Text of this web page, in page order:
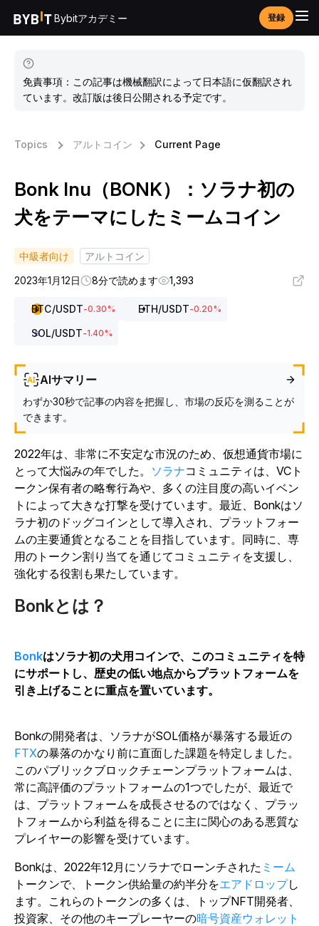
Bybitアカデミー 登録
免責事項：この記事は機械翻訳によって日本語に仮翻訳され
ています。改訂版は後日公開される予定です。
Topics アルトコイン Current Page
Bonk Inu（BONK）：ソラナ初の
犬をテーマにしたミームコイン
中級者向け
アルトコイン
2023年1月12日
8分で読めます 1,393
BTC/USDT-0.30% ETH/USDT-0.20%
SOL/USDT-1.40%
AIサマリー
わずか30秒で記事の内容を把握し、市場の反応を測ることが
できます。
2022年は、非常に不安定な市況のため、仮想通貨市場に
とって大悩みの年でした。 ソラナコミュニティは、VCト
ークン保有者の略奪行為や、多くの注目度の高いイベン
トによって大きな打撃を受けています。最近、Bonkはソ
ラナ初のドッグコインとして導入され、プラットフォー
ムの主要通貨となることを目指しています。同時に、専
用のトークン割り当てを通じてコミュニティを支援し、
強化する役割も果たしています。
Bonkとは？
Bonkはソラナ初の犬用コインで、このコミュニティを特
にサポートし、歴史の低い地点からプラットフォームを
引き上げることに重点を置いています。
Bonkの開発者は、ソラナがSOL価格が暴落する最近の
FTXの暴落のかなり前に直面した課題を特定しました。
このパブリックブロックチェーンプラットフォームは、
常に高評価のプラットフォームの1つでしたが、最近で
は、プラットフォームを成長させるのではなく、プラッ
トフォームから利益を得ることに主に関心のある悪質な
プレイヤーの影響を受けています。
Bonkは、2022年12月にソラナでローンチされた ミーム
トークンで、トークン供給量の約半分をエアドロップし
ます。これらのトークンの多くは、トップNFT開発者、
投資家、その他のキープレーヤーの暗号資産ウォレット